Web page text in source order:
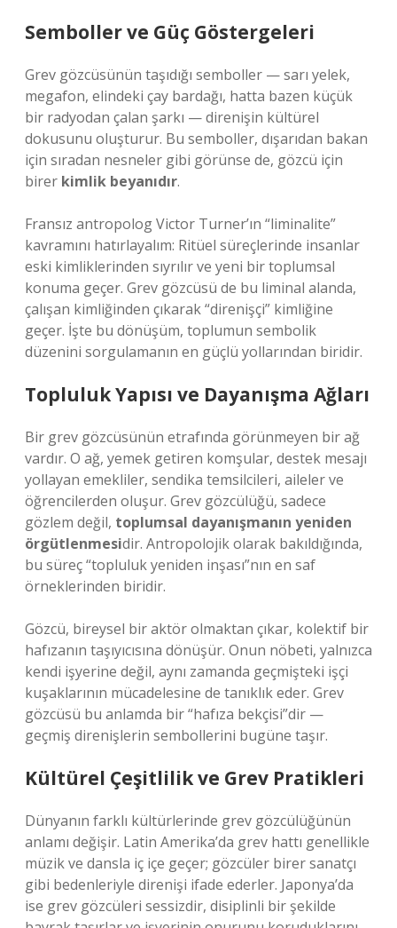
Semboller ve Güç Göstergeleri
Grev gözcüsünün taşıdığı semboller — sarı yelek,
megafon, elindeki çay bardağı, hatta bazen küçük
bir radyodan çalan şarkı — direnişin kültürel
dokusunu oluşturur. Bu semboller, dışarıdan bakan
için sıradan nesneler gibi görünse de, gözcü için
birer kimlik beyanıdır.
Fransız antropolog Victor Turner’ın “liminalite”
kavramını hatırlayalım: Ritüel süreçlerinde insanlar
eski kimliklerinden sıyrılır ve yeni bir toplumsal
konuma geçer. Grev gözcüsü de bu liminal alanda,
çalışan kimliğinden çıkarak “direnişçi” kimliğine
geçer. İşte bu dönüşüm, toplumun sembolik
düzenini sorgulamanın en güçlü yollarından biridir.
Topluluk Yapısı ve Dayanışma Ağları
Bir grev gözcüsünün etrafında görünmeyen bir ağ
vardır. O ağ, yemek getiren komşular, destek mesajı
yollayan emekliler, sendika temsilcileri, aileler ve
öğrencilerden oluşur. Grev gözcülüğü, sadece
gözlem değil, toplumsal dayanışmanın yeniden
örgütlenmesidir. Antropolojik olarak bakıldığında,
bu süreç “topluluk yeniden inşası”nın en saf
örneklerinden biridir.
Gözcü, bireysel bir aktör olmaktan çıkar, kolektif bir
hafızanın taşıyıcısına dönüşür. Onun nöbeti, yalnızca
kendi işyerine değil, aynı zamanda geçmişteki işçi
kuşaklarının mücadelesine de tanıklık eder. Grev
gözcüsü bu anlamda bir “hafıza bekçisi”dir —
geçmiş direnişlerin sembollerini bugüne taşır.
Kültürel Çeşitlilik ve Grev Pratikleri
Dünyanın farklı kültürlerinde grev gözcülüğünün
anlamı değişir. Latin Amerika’da grev hattı genellikle
müzik ve dansla iç içe geçer; gözcüler birer sanatçı
gibi bedenleriyle direnişi ifade ederler. Japonya’da
ise grev gözcüleri sessizdir, disiplinli bir şekilde